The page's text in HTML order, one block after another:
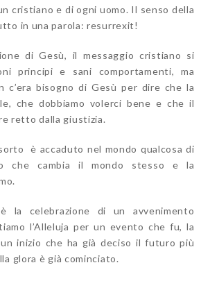
cristiano e di ogni uomo. Il senso della
in una parola: resurrexit!
di Gesù, il messaggio cristiano si
principi e sani comportamenti, ma
c’era bisogno di Gesù per dire che la
che dobbiamo volerci bene e che il
retto dalla giustizia.
è accaduto nel mondo qualcosa di
che cambia il mondo stesso e la
la celebrazione di un avvenimento
l’Alleluja per un evento che fu, la
un inizio che ha già deciso il futuro più
glora è già cominciato.